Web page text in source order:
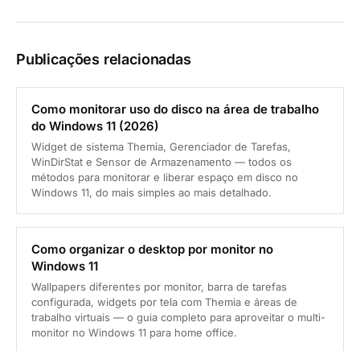
Publicações relacionadas
Como monitorar uso do disco na área de trabalho
do Windows 11 (2026)
Widget de sistema Themia, Gerenciador de Tarefas,
WinDirStat e Sensor de Armazenamento — todos os
métodos para monitorar e liberar espaço em disco no
Windows 11, do mais simples ao mais detalhado.
Como organizar o desktop por monitor no
Windows 11
Wallpapers diferentes por monitor, barra de tarefas
configurada, widgets por tela com Themia e áreas de
trabalho virtuais — o guia completo para aproveitar o multi-
monitor no Windows 11 para home office.